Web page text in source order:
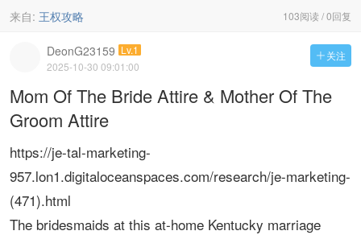
103阅读 / 0回复
来自: 王权攻略
 关注
DeonG23159 Lv.1
2025-10-30 09:01:00
Mom Of The Bride Attire & Mother Of The
Groom Attire
https://je-tal-marketing-
957.lon1.digitaloceanspaces.com/research/je-marketing-
(471).html
The bridesmaids at this at-home Kentucky marriage